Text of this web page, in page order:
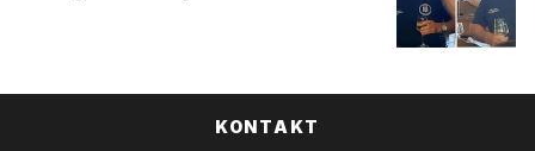
KONTAKT